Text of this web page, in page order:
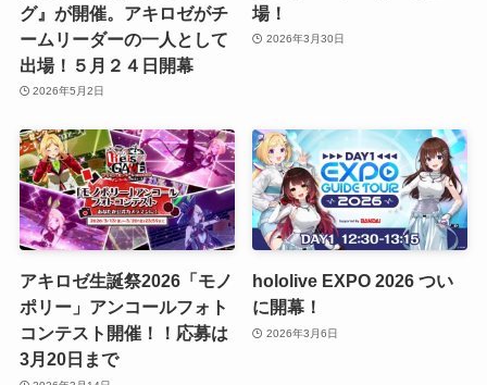
グ』が開催。アキロゼがチ
ームリーダーの一人として
出場！５月２４日開幕
2026年5月2日
場！
2026年3月30日
アキロゼ生誕祭2026「モノ
ポリー」アンコールフォト
コンテスト開催！！応募は
3月20日まで
hololive EXPO 2026 つい
に開幕！
2026年3月6日